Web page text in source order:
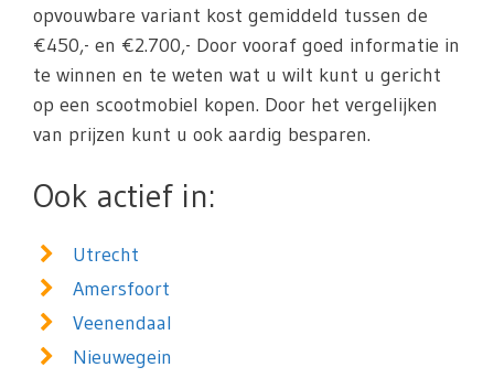
opvouwbare variant kost gemiddeld tussen de
€450,- en €2.700,- Door vooraf goed informatie in
te winnen en te weten wat u wilt kunt u gericht
op een scootmobiel kopen. Door het vergelijken
van prijzen kunt u ook aardig besparen.
Ook actief in:
Utrecht
Amersfoort
Veenendaal
Nieuwegein